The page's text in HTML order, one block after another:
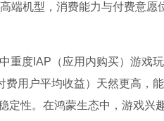
端机型，消费能力与付费意愿
重度IAP（应用内购买）游戏
用户平均收益）天然更高，
定性。在鸿蒙生态中，游戏兴